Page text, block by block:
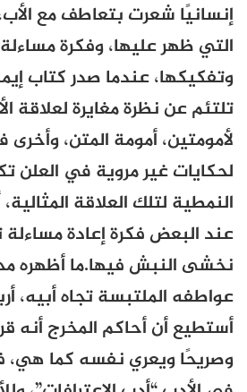
إنسانيًا شعرت بتعاطف مع
التي ظهر عليها، وفكرة مساءلة
وتفكيكها، عندما صدر كتاب
تلتئم عن نظرة مغايرة لعلاقة
لأمومتين، أمومة المتن،
لحكايات غير مروية في العلن
النمطية لتلك العلاقة
عند البعض فكرة إعادة مساءلة
نخشى النبش فيها.ما أظهره
عواطفه الملتبسة تجاه أبيه،
أستطيع أن أحاكم المخرج أنه
وصريحًا ويعري نفسه كما هي،